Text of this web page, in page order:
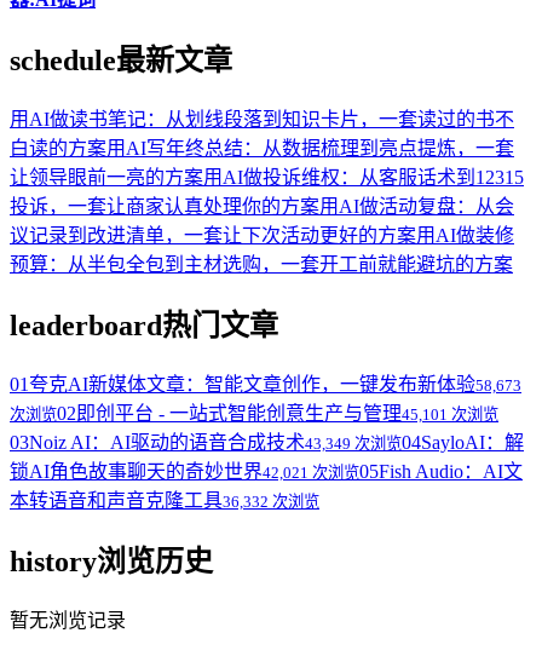
schedule最新文章
用AI做读书笔记：从划线段落到知识卡片，一套读过的书不
白读的方案用AI写年终总结：从数据梳理到亮点提炼，一套
让领导眼前一亮的方案用AI做投诉维权：从客服话术到12315
投诉，一套让商家认真处理你的方案用AI做活动复盘：从会
议记录到改进清单，一套让下次活动更好的方案用AI做装修
预算：从半包全包到主材选购，一套开工前就能避坑的方案
leaderboard热门文章
01夸克AI新媒体文章：智能文章创作，一键发布新体验58,673
次浏览02 即创平台 - 一站式智能创意生产与管理45,101 次浏览
03Noiz AI：AI驱动的语音合成技术43,349 次浏览04SayloAI：解
锁AI角色故事聊天的奇妙世界42,021 次浏览05Fish Audio：AI文
本转语音和声音克隆工具36,332 次浏览
history浏览历史
暂无浏览记录